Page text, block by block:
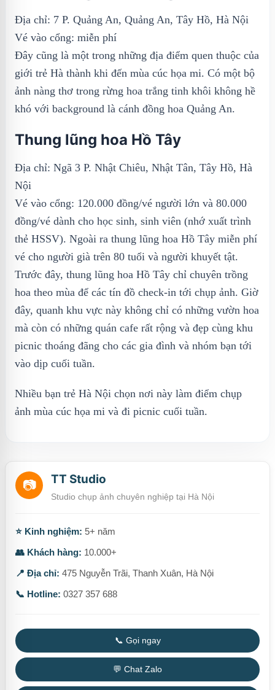
Địa chỉ: 7 P. Quảng An, Quảng An, Tây Hồ, Hà Nội
Vé vào cổng: miễn phí
Đây cũng là một trong những địa điểm quen thuộc của
giới trẻ Hà thành khi đến mùa cúc họa mi. Có một bộ
ảnh nàng thơ trong rừng hoa trắng tinh khôi không hề
khó với background là cánh đồng hoa Quảng An.
Thung lũng hoa Hồ Tây
Địa chỉ: Ngã 3 P. Nhật Chiêu, Nhật Tân, Tây Hồ, Hà
Nội
Vé vào cổng: 120.000 đồng/vé người lớn và 80.000
đồng/vé dành cho học sinh, sinh viên (nhớ xuất trình
thẻ HSSV). Ngoài ra thung lũng hoa Hồ Tây miễn phí
vé cho người già trên 80 tuổi và người khuyết tật.
Trước đây, thung lũng hoa Hồ Tây chỉ chuyên trồng
hoa theo mùa để các tín đồ check-in tới chụp ảnh. Giờ
đây, quanh khu vực này không chỉ có những vườn hoa
mà còn có những quán cafe rất rộng và đẹp cùng khu
picnic thoáng đãng cho các gia đình và nhóm bạn tới
vào dịp cuối tuần.
Nhiều bạn trẻ Hà Nội chọn nơi này làm điểm chụp
ảnh mùa cúc họa mi và đi picnic cuối tuần.
📷 TT Studio
Studio chụp ảnh chuyên nghiệp tại Hà Nội
⭐ Kinh nghiệm: 5+ năm
👥 Khách hàng: 10.000+
📍 Địa chỉ: 475 Nguyễn Trãi, Thanh Xuân, Hà Nội
📞 Hotline: 0327 357 688
📞 Gọi ngay
💬 Chat Zalo